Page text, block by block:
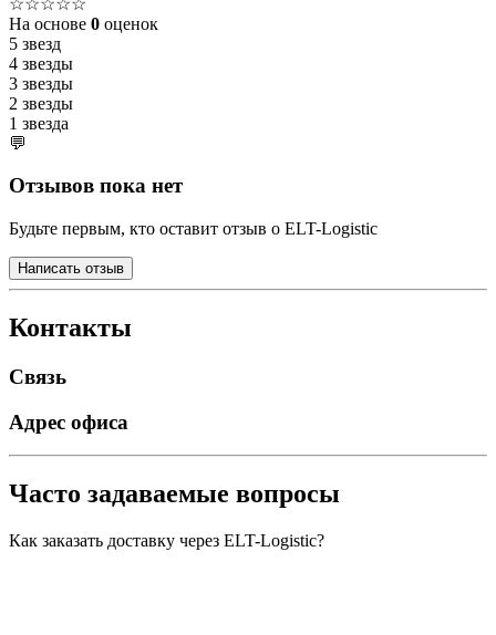
На основе 0 оценок
5 звезд
4 звезды
3 звезды
2 звезды
1 звезда
💬
Отзывов пока нет
Будьте первым, кто оставит отзыв о ELT-Logistic
Написать отзыв
Контакты
Связь
Адрес офиса
Часто задаваемые вопросы
Как заказать доставку через ELT-Logistic?